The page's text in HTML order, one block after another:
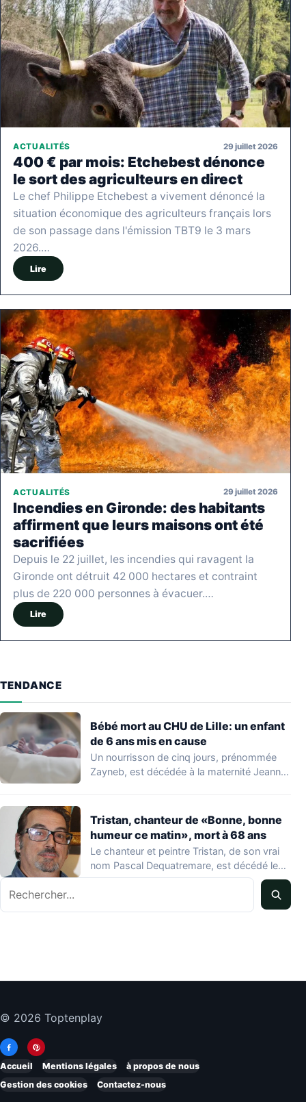
ACTUALITÉS 29 juillet 2026
400 € par mois: Etchebest dénonce
le sort des agriculteurs en direct
Le chef Philippe Etchebest a vivement dénoncé la
situation économique des agriculteurs français lors
de son passage dans l'émission TBT9 le 3 mars
2026.…
Lire
ACTUALITÉS 29 juillet 2026
Incendies en Gironde: des habitants
affirment que leurs maisons ont été
sacrifiées
Depuis le 22 juillet, les incendies qui ravagent la
Gironde ont détruit 42 000 hectares et contraint
plus de 220 000 personnes à évacuer.…
Lire
TENDANCE
Bébé mort au CHU de Lille: un enfant
de 6 ans mis en cause
Un nourrisson de cinq jours, prénommée
Zayneb, est décédée à la maternité Jeanne
Tristan, chanteur de «Bonne, bonne
humeur ce matin», mort à 68 ans
Le chanteur et peintre Tristan, de son vrai
nom Pascal Dequatremare, est décédé le…
Rechercher
© 2026 Toptenplay
Accueil Mentions légales
à propos de nous
Gestion des cookies
Contactez-nous